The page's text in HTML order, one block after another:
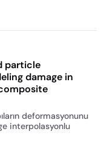
particle
damage in
deformasyonunu
interpolasyonlu